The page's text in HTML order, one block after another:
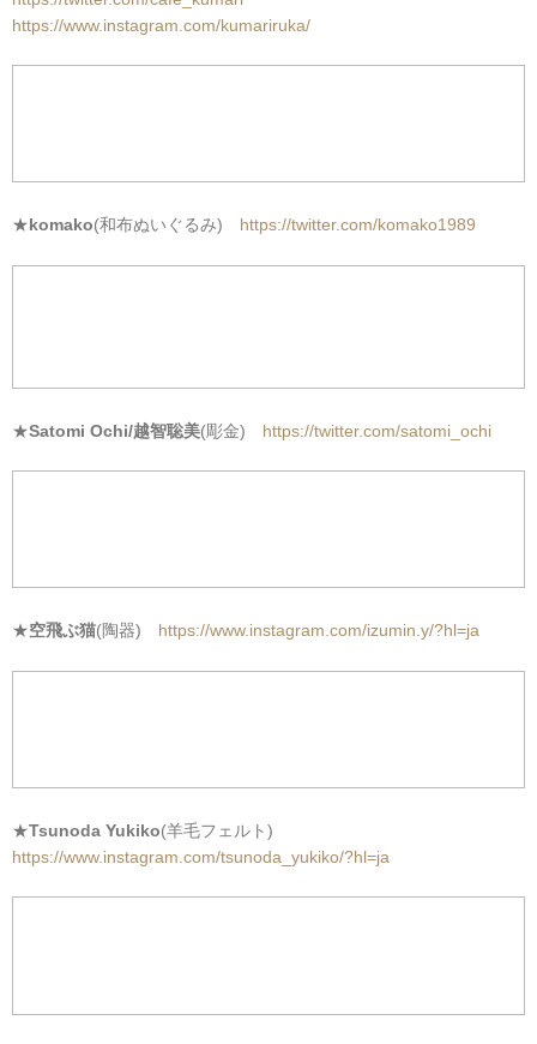
https://www.instagram.com/kumariruka/
★komako(和布ぬいぐるみ) https://twitter.com/komako1989
★Satomi Ochi/越智聡美(彫金) https://twitter.com/satomi_ochi
★空飛ぶ猫(陶器) https://www.instagram.com/izumin.y/?hl=ja
★Tsunoda Yukiko(羊毛フェルト)
https://www.instagram.com/tsunoda_yukiko/?hl=ja